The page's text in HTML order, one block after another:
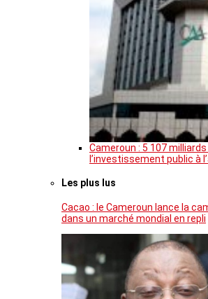
Cameroun : 5 107 milliards
l’investissement public à
Les plus lus
Cacao : le Cameroun lance la
dans un marché mondial en repli